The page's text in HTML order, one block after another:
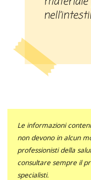
Le informazioni
non devono in alcun
professionisti della
consultare sempre il
specialisti.